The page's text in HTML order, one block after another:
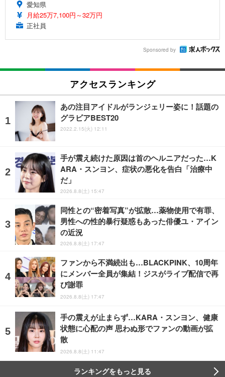
愛知県
月給25万7,100円～32万円
正社員
Sponsored by
アクセスランキング
あの注目アイドルがランジェリー姿に！話題の
グラビアBEST20
2022.2.15(火) 12:11
手が震え続けた原因は首のヘルニアだった…K
ARA・スンヨン、症状の悪化を告白「治療中
だ」
2026.8.8(土) 15:47
同性との“密着写真”が拡散…薬物使用で有罪、
男性への性的暴行疑惑もあった俳優ユ・アイン
の近況
2026.8.8(土) 17:47
ファンから不満続出も…BLACKPINK、10周年
にメンバー全員が集結！ジスがライブ配信で再
び謝罪
2026.8.8(土) 17:47
手の震えが止まらず…KARA・スンヨン、健康
状態に心配の声 思わぬ形でファンの動画が拡
散
2026.8.8(土) 11:47
ランキングをもっと見る